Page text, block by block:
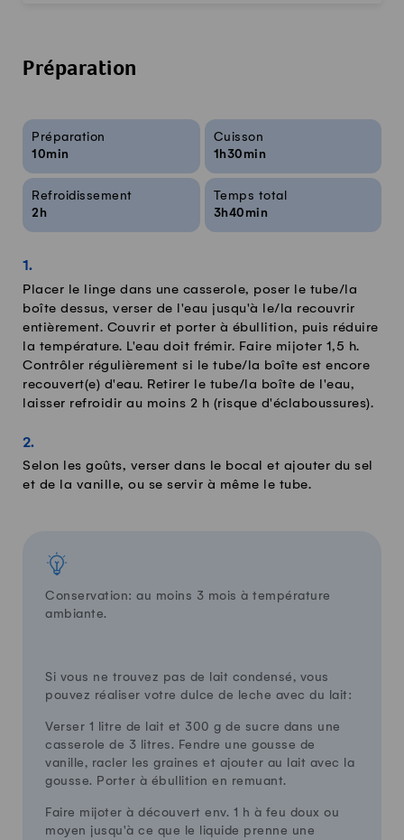
Préparation
Infos sur la recette
Préparation
10min
Cuisson
1h30min
Refroidissement
2h
Temps total
3h40min
Placer le linge dans une casserole, poser le tube/la
boîte dessus, verser de l'eau jusqu'à le/la recouvrir
entièrement. Couvrir et porter à ébullition, puis réduire
la température. L'eau doit frémir. Faire mijoter 1,5 h.
Contrôler régulièrement si le tube/la boîte est encore
recouvert(e) d'eau. Retirer le tube/la boîte de l'eau,
laisser refroidir au moins 2 h (risque d'éclaboussures).
Selon les goûts, verser dans le bocal et ajouter du sel
et de la vanille, ou se servir à même le tube.
Conservation: au moins 3 mois à température
ambiante.
Si vous ne trouvez pas de lait condensé, vous
pouvez réaliser votre dulce de leche avec du lait:
Verser 1 litre de lait et 300 g de sucre dans une
casserole de 3 litres. Fendre une gousse de
vanille, racler les graines et ajouter au lait avec la
gousse. Porter à ébullition en remuant.
Faire mijoter à découvert env. 1 h à feu doux ou
moyen jusqu'à ce que le liquide prenne une